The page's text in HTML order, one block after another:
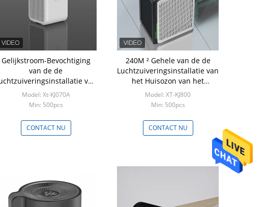
Gelijkstroom-Bevochtiging
van de de
van
het Motorozon de Draagbare
voor Bureau Ce-LVD
Model: Xt-KJ070A
Min: 500pcs
CONTACT NU
240M ² Gehele van de de
Luchtzuiveringsinstallatie van
het Huisozon van het
CITIZENSE BANDjanpan
gelijkstroom van Ce de
Motorreinigingsmachine
Model: XT-KJ800
Min: 500pcs
CONTACT NU